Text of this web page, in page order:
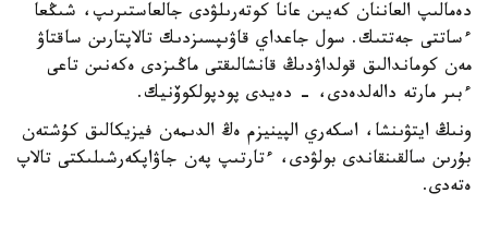
دەر كەزىندە كومەك كورسەتىپ، جاعدايىمدى تۇراقتاندىردى.
دەمالىپ العاننان كەيىن عانا كوتەرىلۋدى جالعاستىرىپ، شىڭعا
ءساتتى جەتتىك. سول جاعداي قاۋىپسىزدىك تالاپتارىن ساقتاۋ
مەن كوماندالىق قولداۋدىڭ قانشالىقتى ماڭىزدى ەكەنىن تاعى
ءبىر مارتە دالەلدەدى، - دەيدى پودپولكوۆنيك.
ونىڭ ايتۋىنشا، اسكەري الپينيزم ەڭ الدىمەن فيزيكالىق كۇشتەن
بۇرىن سالقىنقاندى بولۋدى، ءتارتىپ پەن جاۋاپكەرشىلىكتى تالاپ